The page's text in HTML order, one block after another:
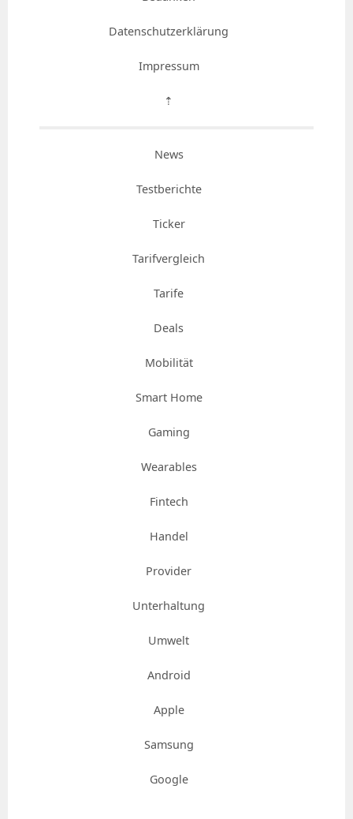
Datenschutzerklärung
Impressum
⇡
News
Testberichte
Ticker
Tarifvergleich
Tarife
Deals
Mobilität
Smart Home
Gaming
Wearables
Fintech
Handel
Provider
Unterhaltung
Umwelt
Android
Apple
Samsung
Google